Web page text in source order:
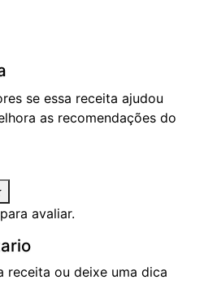
se essa receita ajudou
as recomendações do
avaliar.
receita ou deixe uma dica